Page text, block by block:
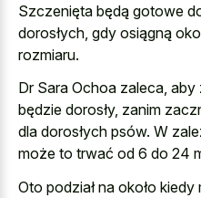
Szczenięta będą gotowe
dorosłych, gdy osiągną
rozmiaru.
Dr Sara Ochoa zaleca,
będzie dorosły, zanim
dla dorosłych psów. W
może to trwać od 6 do 24
Oto podział na około